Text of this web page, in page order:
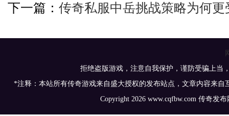
下一篇： 传奇私服中岳挑战策略为何
拒绝盗版游戏，注意自我保护，谨防受骗上当
*注释：本站所有传奇游戏来自盛大授权的发布站点，文章内容来
Copyright 2026 www.cqfbw.com 传奇发